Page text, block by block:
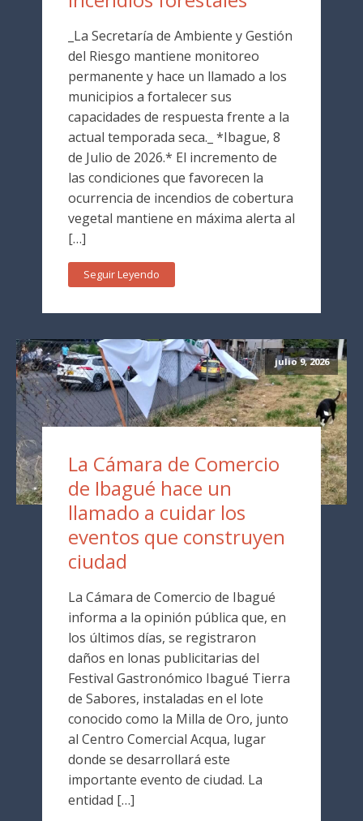
_La Secretaría de Ambiente y Gestión
del Riesgo mantiene monitoreo
permanente y hace un llamado a los
municipios a fortalecer sus
capacidades de respuesta frente a la
actual temporada seca._ *Ibague, 8
de Julio de 2026.* El incremento de
las condiciones que favorecen la
ocurrencia de incendios de cobertura
vegetal mantiene en máxima alerta al
[…]
Seguir Leyendo
julio 9, 2026
La Cámara de Comercio
de Ibagué hace un
llamado a cuidar los
eventos que construyen
ciudad
La Cámara de Comercio de Ibagué
informa a la opinión pública que, en
los últimos días, se registraron
daños en lonas publicitarias del
Festival Gastronómico Ibagué Tierra
de Sabores, instaladas en el lote
conocido como la Milla de Oro, junto
al Centro Comercial Acqua, lugar
donde se desarrollará este
importante evento de ciudad. La
entidad […]